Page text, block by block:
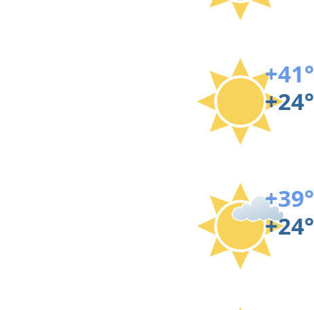
+41°
+24°
+39°
+24°